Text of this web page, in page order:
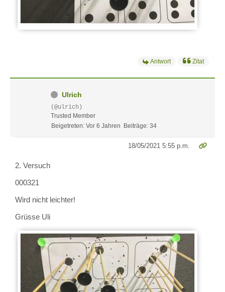
Antwort Zitat
Ulrich
(@ulrich)
Trusted Member
Beigetreten: Vor 6 Jahren Beiträge: 34
18/05/2021 5:55 p.m.
2. Versuch
000321
Wird nicht leichter!
Grüsse Uli